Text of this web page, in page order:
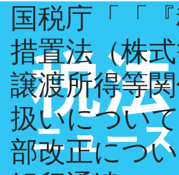
国税庁「「
措置法（株
譲渡所得等
扱いについ
部改正につ